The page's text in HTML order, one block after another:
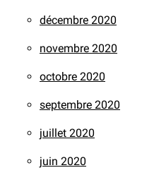
décembre 2020
novembre 2020
octobre 2020
septembre 2020
juillet 2020
juin 2020